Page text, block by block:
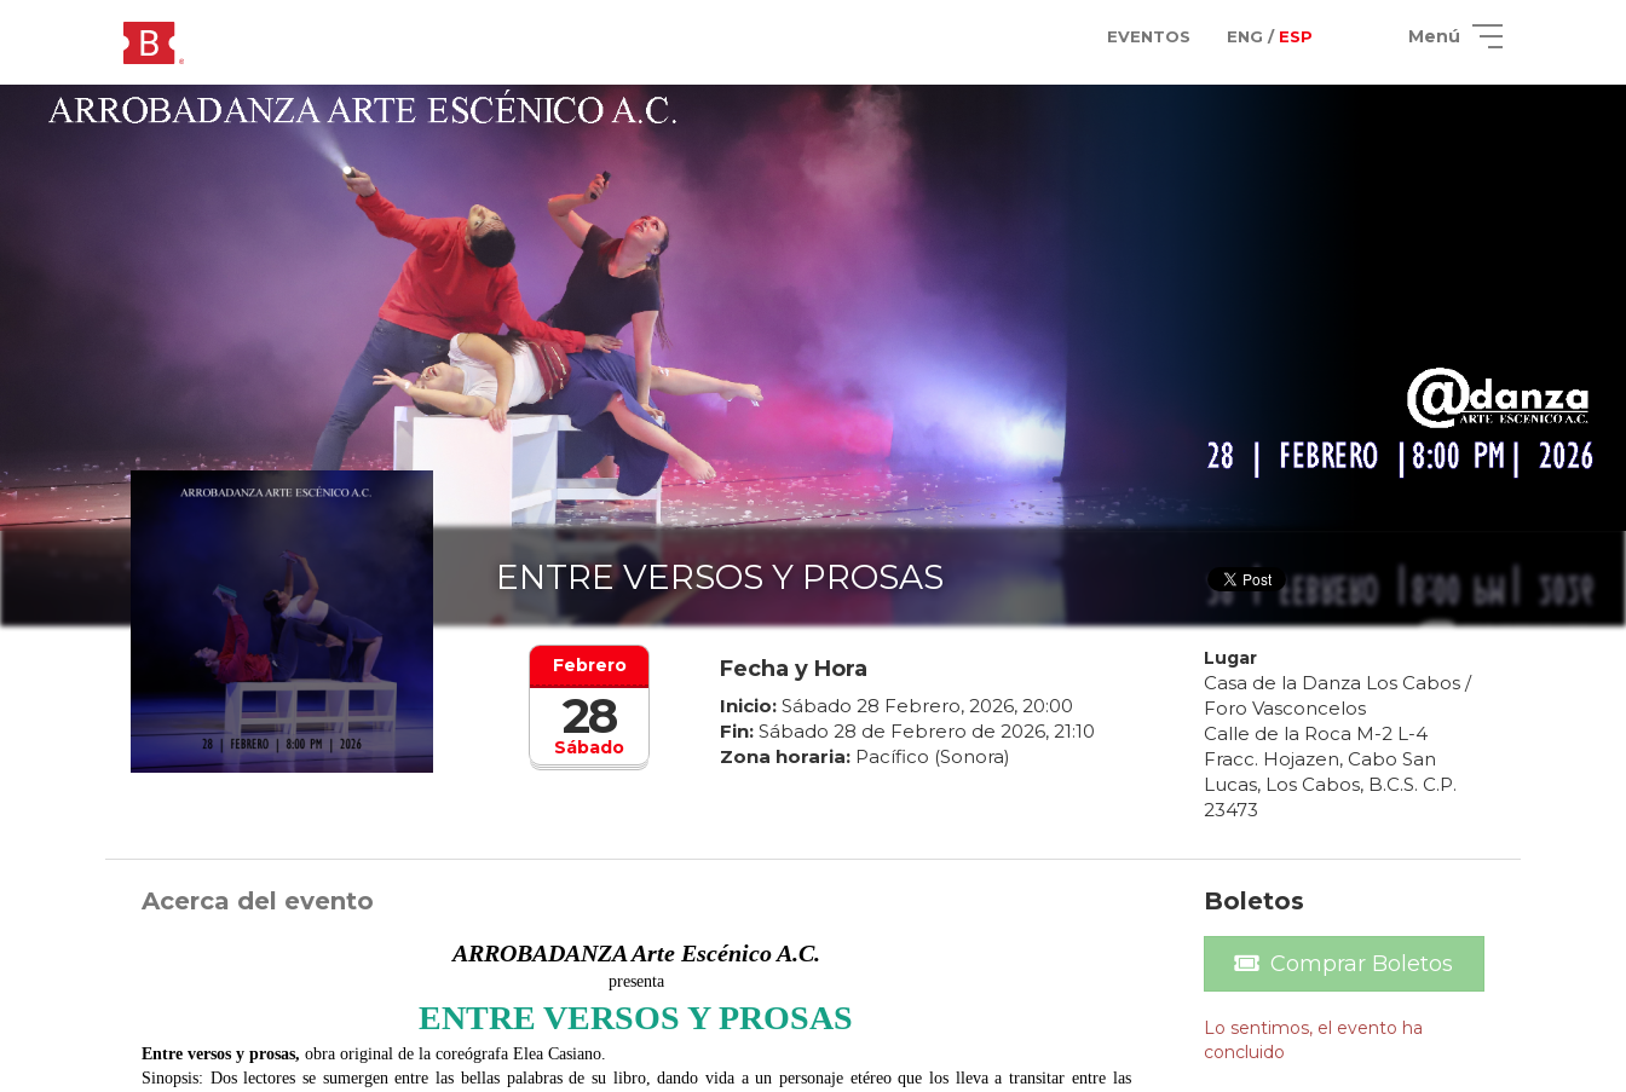
EVENTOS ENG / ESP Menú
ENTRE VERSOS Y PROSAS
Sábado
Febrero
28
Fecha y Hora
Inicio: Sábado 28 Febrero, 2026, 20:00
Fin: Sábado 28 de Febrero de 2026, 21:10
Zona horaria: Pacífico (Sonora)
Lugar
Casa de la Danza Los Cabos /
Foro Vasconcelos
Calle de la Roca M-2 L-4
Fracc. Hojazen, Cabo San
Lucas, Los Cabos, B.C.S. C.P.
23473
Acerca del evento
ARROBADANZA Arte Escénico A.C.
presenta
ENTRE VERSOS Y PROSAS
Entre versos y prosas, obra original de la coreógrafa Elea Casiano.
Sinopsis: Dos lectores se sumergen entre las bellas palabras de su libro, dando vida a un personaje etéreo que los lleva a transitar entre las
Boletos
Comprar Boletos
Lo sentimos, el evento ha
concluido